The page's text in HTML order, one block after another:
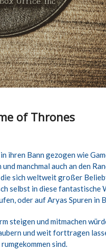
of Thrones
ihren Bann gezogen wie
manchmal auch an den
sich weltweit großer
selbst in diese
oder auf Aryas Spuren in
steigen und mitmachen
und weit forttragen
sind.